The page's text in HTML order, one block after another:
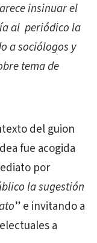
insinuar el
al periódico la
a sociólogos y
tema de
del guion
fue acogida
por
la sugestión
” e invitando a
a